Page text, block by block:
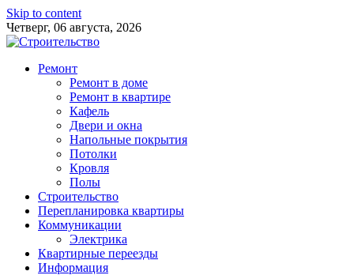
Skip to content
Четверг, 06 августа, 2026
Ремонт
Ремонт в доме
Ремонт в квартире
Кафель
Двери и окна
Напольные покрытия
Потолки
Кровля
Полы
Строительство
Перепланировка квартиры
Коммуникации
Электрика
Квартирные переезды
Информация